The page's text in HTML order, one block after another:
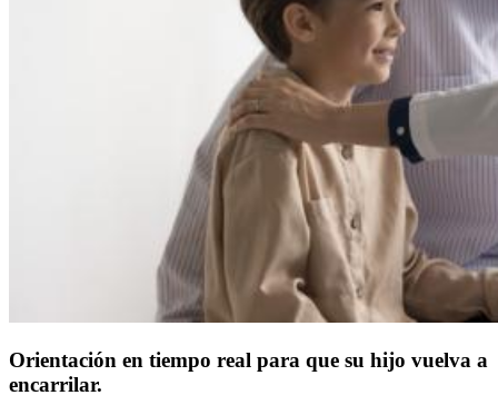
Orientación en tiempo real para que su hijo vuelva a
encarrilar.